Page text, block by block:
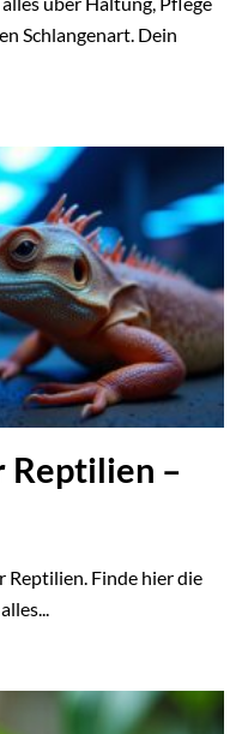
Schlangenart. Dein
Reptilien –
Reptilien. Finde hier die